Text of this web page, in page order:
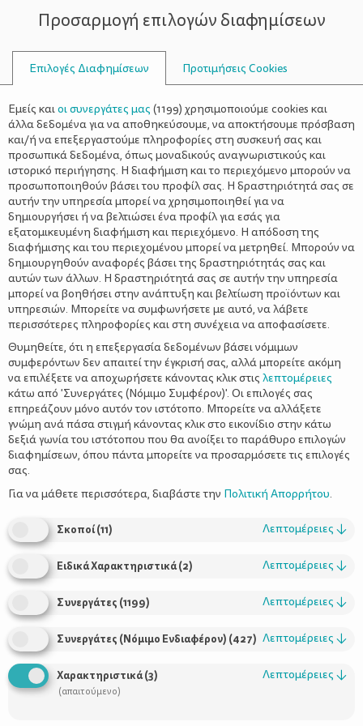
ΣΥΜΒΟΥΛΟΙ
ΟΙΚΟΓΈΝΕΙΑ>ΟΙΚΟΓΕΝΕΙΑΚΈΣ ΔΡΑΣΤΗΡΙΌΤΗΤΕΣ
ΠΑΜΕ ΣΙΝΕΜΑ; «TΑ ΜΥΑΛΑ ΠΟΥ
ΚΟΥΒΑΛΑΣ»
ΤηςΜαμάς Μαμαδοπούλου
Έχετε σκεφτεί ποτέ γιατί μικροί και μεγάλοι αγαπάμε τόσο πολύ
τις σειρές και τις ταινίες κινουμένων σχεδίων;
Ίσως γιατί μέσα από αυτά τα ζωηρά σχέδια, παίρνουν μορφή και
εικόνα η απεριόριστη φαντασία και τα έντονα συναισθήματά
Προσαρμογή επιλογών διαφημίσεων
Επιλογές Διαφημίσεων Προτιμήσεις Cookies
Εμείς καιοι συνεργάτες μας (1199) χρησιμοποιούμε cookies και
άλλα δεδομένα για να αποθηκεύσουμε, να αποκτήσουμε πρόσβαση
και/ή να επεξεργαστούμε πληροφορίες στη συσκευή σας και
προσωπικά δεδομένα, όπως μοναδικούς αναγνωριστικούς και
ιστορικό περιήγησης. Η διαφήμιση και το περιεχόμενο μπορούν να
προσωποποιηθούν βάσει του προφίλ σας. Η δραστηριότητά σας σε
αυτήν την υπηρεσία μπορεί να χρησιμοποιηθεί για να
δημιουργήσει ή να βελτιώσει ένα προφίλ για εσάς για
εξατομικευμένη διαφήμιση και περιεχόμενο. Η απόδοση της
διαφήμισης και του περιεχομένου μπορεί να μετρηθεί. Μπορούν να
δημιουργηθούν αναφορές βάσει της δραστηριότητάς σας και
αυτών των άλλων. Η δραστηριότητά σας σε αυτήν την υπηρεσία
μπορεί να βοηθήσει στην ανάπτυξη και βελτίωση προϊόντων και
υπηρεσιών. Μπορείτε να συμφωνήσετε με αυτό, να λάβετε
περισσότερες πληροφορίες και στη συνέχεια να αποφασίσετε.
Θυμηθείτε, ότι η επεξεργασία δεδομένων βάσει νόμιμων
συμφερόντων δεν απαιτεί την έγκρισή σας, αλλά μπορείτε ακόμη
να επιλέξετε να αποχωρήσετε κάνοντας κλικ στις λεπτομέρειες
κάτω από 'Συνεργάτες (Νόμιμο Συμφέρον)'. Οι επιλογές σας
επηρεάζουν μόνο αυτόν τον ιστότοπο. Μπορείτε να αλλάξετε
γνώμη ανά πάσα στιγμή κάνοντας κλικ στο εικονίδιο στην κάτω
δεξιά γωνία του ιστότοπου που θα ανοίξει το παράθυρο επιλογών
διαφημίσεων, όπου πάντα μπορείτε να προσαρμόσετε τις επιλογές
σας.
Για να μάθετε περισσότερα, διαβάστε την Πολιτική Απορρήτου.
Σκοποί(11) Λεπτομέρειες ↓
Ειδικά Χαρακτηριστικά(2) Λεπτομέρειες ↓
Συνεργάτες (1199) Λεπτομέρειες ↓
Συνεργάτες (Νόμιμο Ενδιαφέρον) (427) Λεπτομέρειες ↓
Χαρακτηριστικά(3)
(απαιτούμενο)
Λεπτομέρειες ↓